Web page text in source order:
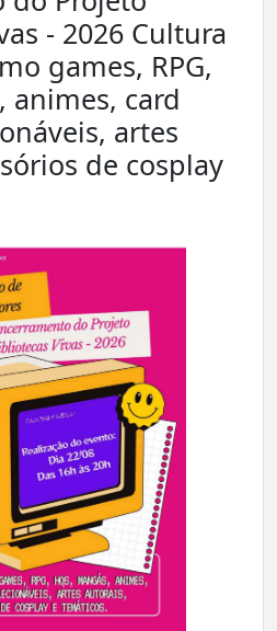
- 2026 Cultura
games, RPG,
animes, card
artes
de cosplay